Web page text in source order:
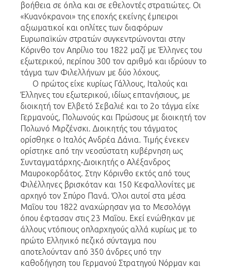
βοήθεια σε όπλα και σε εθελοντές στρατιώτες. Οι
«Κυανόκρανοι» της εποχής εκείνης έμπειροι
αξιωματικοί και οπλίτες των διαφόρων
Ευρωπαϊκών στρατών συγκεντρώνονται στην
Κόρινθο τον Απρίλιο του 1822 μαζί με Έλληνες του
εξωτερικού, περίπου 300 τον αριθμό και ιδρύουν το
τάγμα των Φιλελλήνων με δύο λόχους.
Ο πρώτος είχε κυρίως Γάλλους, Ιταλούς και
Έλληνες του εξωτερικού, ιδίως επτανήσιους, με
διοικητή τον Ελβετό Σεβαλιέ και το 2ο τάγμα είχε
Γερμανούς, Πολωνούς και Πρώσους με διοικητή τον
Πολωνό Μιρζένσκι. Διοικητής του τάγματος
ορίσθηκε ο Ιταλός Ανδρέα Δάνια. Τιμής ένεκεν
ορίστηκε από την νεοσύστατη κυβέρνηση ως
Συνταγματάρχης-Διοικητής ο Αλέξανδρος
Μαυροκορδάτος. Στην Κόρινθο εκτός από τους
Φιλέλληνες βρισκόταν και 150 Κεφαλλονίτες με
αρχηγό τον Σπύρο Πανά. Όλοι αυτοί στα μέσα
Μαΐου του 1822 αναχώρησαν για το Μεσολόγγι
όπου έφτασαν στις 23 Μαΐου. Εκεί ενώθηκαν με
άλλους ντόπιους οπλαρχηγούς αλλά κυρίως με το
πρώτο Ελληνικό πεζικό σύνταγμα που
αποτελούνταν από 350 άνδρες υπό την
καθοδήγηση του Γερμανού Στρατηγού Νόρμαν και